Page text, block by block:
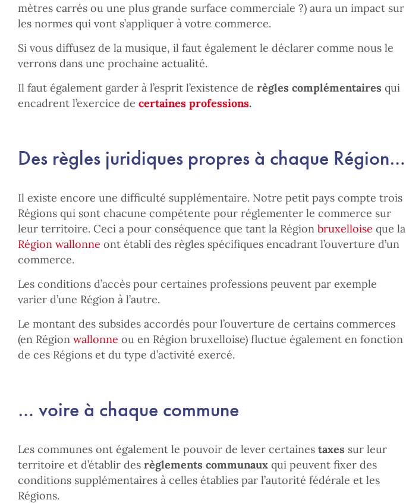
mètres carrés ou une plus grande surface commerciale ?) aura un impact sur
les normes qui vont s’appliquer à votre commerce.
Si vous diffusez de la musique, il faut également le déclarer comme nous le
verrons dans une prochaine actualité.
Il faut également garder à l’esprit l’existence de règles complémentaires qui
encadrent l’exercice de certaines professions.
Des règles juridiques propres à chaque Région…
Il existe encore une difficulté supplémentaire. Notre petit pays compte trois
Régions qui sont chacune compétente pour réglementer le commerce sur
leur territoire. Ceci a pour conséquence que tant la Région bruxelloise que la
Région wallonne ont établi des règles spécifiques encadrant l’ouverture d’un
commerce.
Les conditions d’accès pour certaines professions peuvent par exemple
varier d’une Région à l’autre.
Le montant des subsides accordés pour l’ouverture de certains commerces
(en Région wallonne ou en Région bruxelloise) fluctue également en fonction
de ces Régions et du type d’activité exercé.
… voire à chaque commune
Les communes ont également le pouvoir de lever certaines taxes sur leur
territoire et d’établir des règlements communaux qui peuvent fixer des
conditions supplémentaires à celles établies par l’autorité fédérale et les
Régions.